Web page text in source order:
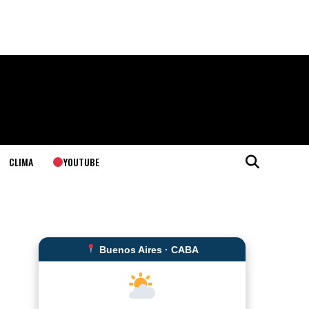
CLIMA YOUTUBE
Buenos Aires · CABA